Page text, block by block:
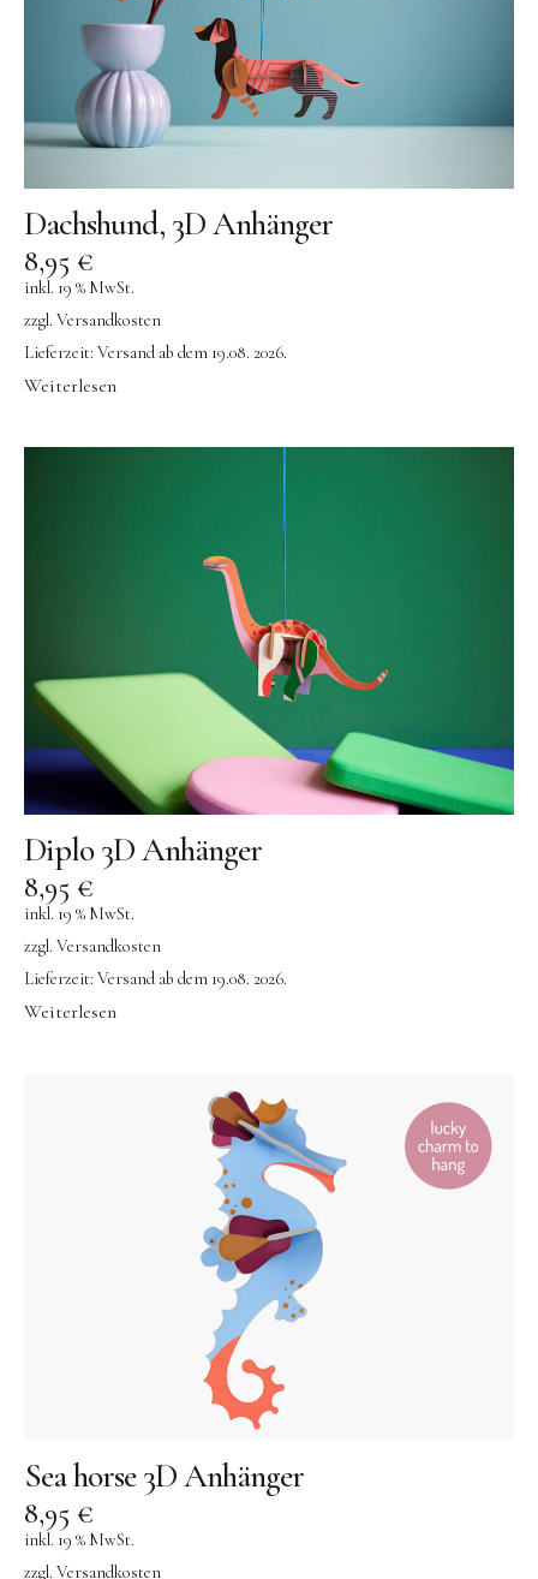
Dachshund, 3D Anhänger
8,95 €
inkl. 19 % MwSt.
zzgl. Versandkosten
Lieferzeit: Versand ab dem 19.08. 2026.
Weiterlesen
Diplo 3D Anhänger
8,95 €
inkl. 19 % MwSt.
zzgl. Versandkosten
Lieferzeit: Versand ab dem 19.08. 2026.
Weiterlesen
Sea horse 3D Anhänger
8,95 €
inkl. 19 % MwSt.
zzgl. Versandkosten